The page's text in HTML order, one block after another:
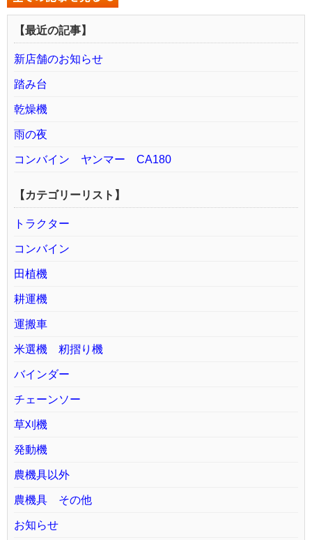
【最近の記事】
新店舗のお知らせ
踏み台
乾燥機
雨の夜
コンバイン ヤンマー CA180
【カテゴリーリスト】
トラクター
コンバイン
田植機
耕運機
運搬車
米選機 籾摺り機
バインダー
チェーンソー
草刈機
発動機
農機具以外
農機具 その他
お知らせ